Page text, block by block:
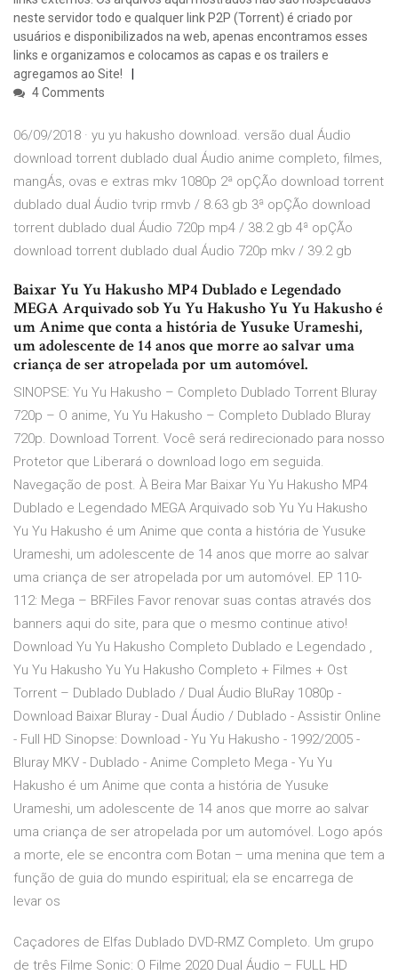
neste servidor todo e qualquer link P2P (Torrent) é criado por
usuários e disponibilizados na web, apenas encontramos esses
links e organizamos e colocamos as capas e os trailers e
agregamos ao Site!
4 Comments
06/09/2018 · yu yu hakusho download. versão dual Áudio
download torrent dublado dual Áudio anime completo, filmes,
mangÁs, ovas e extras mkv 1080p 2ª opÇÃo download torrent
dublado dual Áudio tvrip rmvb / 8.63 gb 3ª opÇÃo download
torrent dublado dual Áudio 720p mp4 / 38.2 gb 4ª opÇÃo
download torrent dublado dual Áudio 720p mkv / 39.2 gb
Baixar Yu Yu Hakusho MP4 Dublado e Legendado
MEGA Arquivado sob Yu Yu Hakusho Yu Yu Hakusho é
um Anime que conta a história de Yusuke Urameshi,
um adolescente de 14 anos que morre ao salvar uma
criança de ser atropelada por um automóvel.
SINOPSE: Yu Yu Hakusho – Completo Dublado Torrent Bluray
720p – O anime, Yu Yu Hakusho – Completo Dublado Bluray
720p. Download Torrent. Você será redirecionado para nosso
Protetor que Liberará o download logo em seguida.
Navegação de post. À Beira Mar Baixar Yu Yu Hakusho MP4
Dublado e Legendado MEGA Arquivado sob Yu Yu Hakusho
Yu Yu Hakusho é um Anime que conta a história de Yusuke
Urameshi, um adolescente de 14 anos que morre ao salvar
uma criança de ser atropelada por um automóvel. EP 110-
112: Mega – BRFiles Favor renovar suas contas através dos
banners aqui do site, para que o mesmo continue ativo!
Download Yu Yu Hakusho Completo Dublado e Legendado ,
Yu Yu Hakusho Yu Yu Hakusho Completo + Filmes + Ost
Torrent – Dublado Dublado / Dual Áudio BluRay 1080p -
Download Baixar Bluray - Dual Áudio / Dublado - Assistir Online
- Full HD Sinopse: Download - Yu Yu Hakusho - 1992/2005 -
Bluray MKV - Dublado - Anime Completo Mega - Yu Yu
Hakusho é um Anime que conta a história de Yusuke
Urameshi, um adolescente de 14 anos que morre ao salvar
uma criança de ser atropelada por um automóvel. Logo após
a morte, ele se encontra com Botan – uma menina que tem a
função de guia do mundo espiritual; ela se encarrega de
levar os
Caçadores de Elfas Dublado DVD-RMZ Completo. Um grupo
de três Filme Sonic: O Filme 2020 Dual Áudio – FULL HD